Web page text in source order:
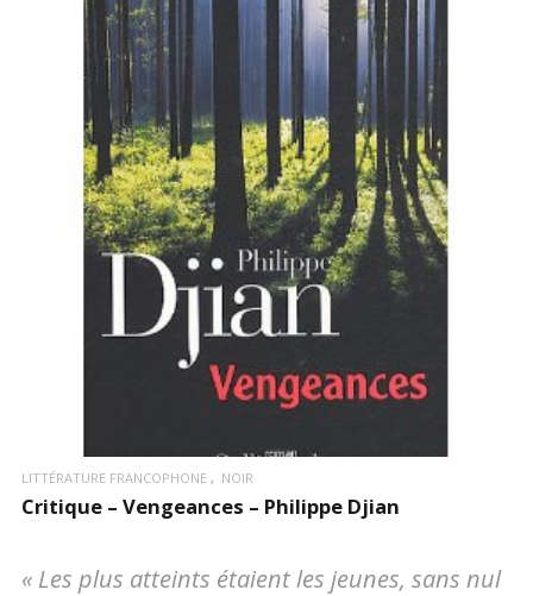
LIRE LA SUITE
LITTÉRATURE FRANCOPHONE NOIR
Critique – Vengeances – Philippe Djian
« Les plus atteints étaient les jeunes, sans nul